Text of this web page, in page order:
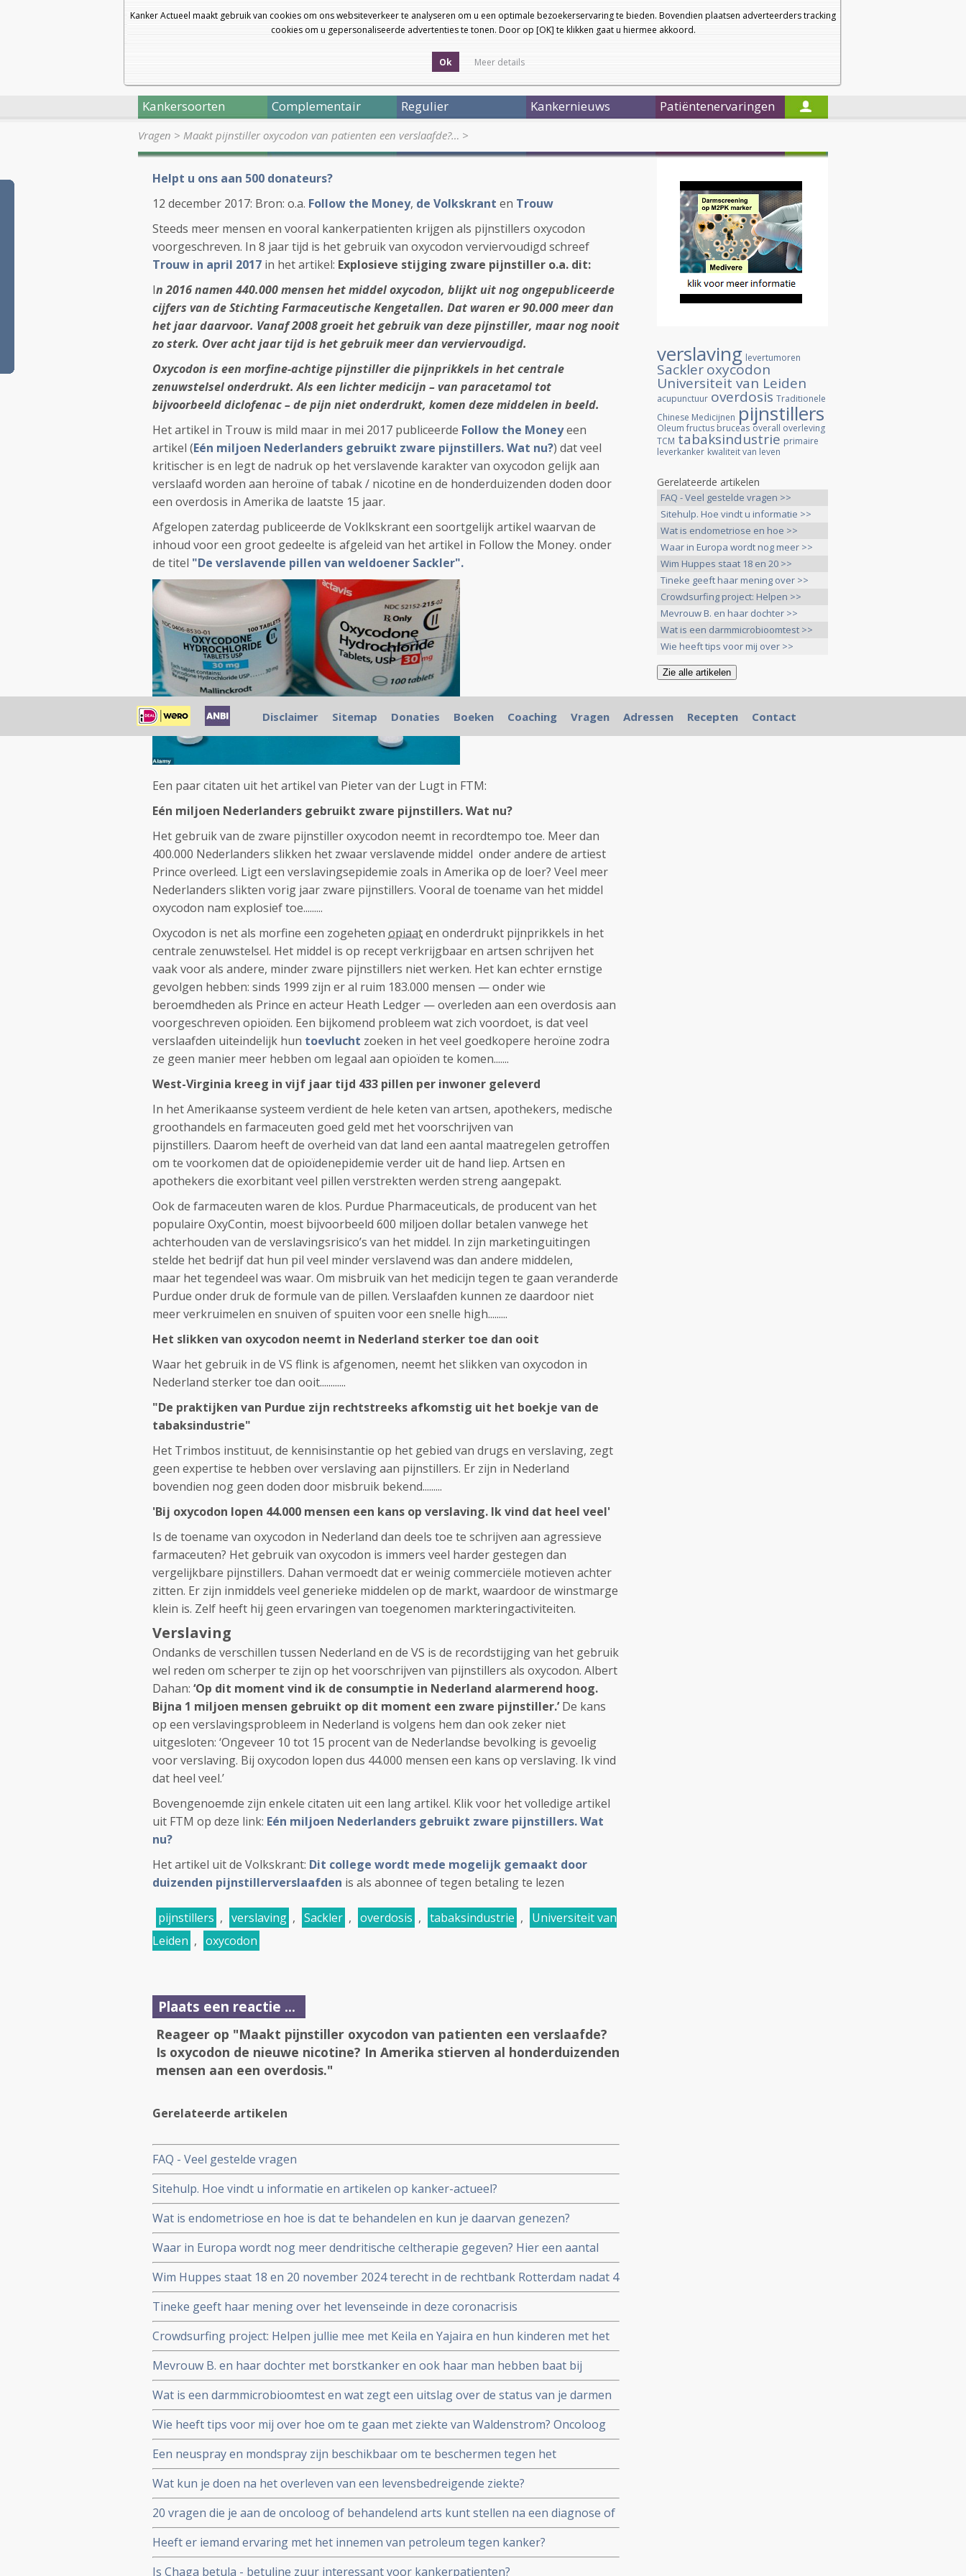
Kanker Actueel maakt gebruik van cookies om ons websiteverkeer te analyseren om u een optimale bezoekerservaring te bieden. Bovendien plaatsen adverteerders tracking
cookies om u gepersonaliseerde advertenties te tonen. Door op [OK] te klikken gaat u hiermee akkoord.
Ok Meer details
a
a
Nieuwsbrief
Startpagina
Kankersoorten Complementair Regulier Kankernieuws Patiëntenervaringen
Vragen > Maakt pijnstiller oxycodon van patienten een verslaafde?… >
Helpt u ons aan 500 donateurs?
12 december 2017: Bron: o.a. Follow the Money, de Volkskrant en Trouw
Steeds meer mensen en vooral kankerpatienten krijgen als pijnstillers oxycodon
voorgeschreven. In 8 jaar tijd is het gebruik van oxycodon verviervoudigd schreef
Trouw in april 2017 in het artikel: Explosieve stijging zware pijnstiller o.a. dit:
In 2016 namen 440.000 mensen het middel oxycodon, blijkt uit nog ongepubliceerde
cijfers van de Stichting Farmaceutische Kengetallen. Dat waren er 90.000 meer dan
het jaar daarvoor. Vanaf 2008 groeit het gebruik van deze pijnstiller, maar nog nooit
zo sterk. Over acht jaar tijd is het gebruik meer dan verviervoudigd.
Oxycodon is een morfine-achtige pijnstiller die pijnprikkels in het centrale
zenuwstelsel onderdrukt. Als een lichter medicijn – van paracetamol tot
bijvoorbeeld diclofenac – de pijn niet onderdrukt, komen deze middelen in beeld.
Het artikel in Trouw is mild maar in mei 2017 publiceerde Follow the Moneyeen
artikel (Eén miljoen Nederlanders gebruikt zware pijnstillers. Wat nu?) dat veel
kritischer is en legt de nadruk op het verslavende karakter van oxycodon gelijk aan
verslaafd worden aan heroïne of tabak / nicotine en de honderduizenden doden door
een overdosis in Amerika de laatste 15 jaar.
Afgelopen zaterdag publiceerde de Voklkskrant een soortgelijk artikel waarvan de
inhoud voor een groot gedeelte is afgeleid van het artikel in Follow the Money. onder
de titel "De verslavende pillen van weldoener Sackler".
Een paar citaten uit het artikel van Pieter van der Lugt in FTM:
Eén miljoen Nederlanders gebruikt zware pijnstillers. Wat nu?
Het gebruik van de zware pijnstiller oxycodon neemt in recordtempo toe. Meer dan
400.000 Nederlanders slikken het zwaar verslavende middel onder andere de artiest
Prince overleed. Ligt een verslavingsepidemie zoals in Amerika op de loer? Veel meer
Nederlanders slikten vorig jaar zware pijnstillers. Vooral de toename van het middel
oxycodon nam explosief toe.........
Oxycodon is net als morfine een zogeheten opiaaten onderdrukt pijnprikkels in het
centrale zenuwstelsel. Het middel is op recept verkrijgbaar en artsen schrijven het
vaak voor als andere, minder zware pijnstillers niet werken. Het kan echter ernstige
gevolgen hebben: sinds 1999 zijn er al ruim 183.000 mensen — onder wie
beroemdheden als Prince en acteur Heath Ledger — overleden aan een overdosis aan
voorgeschreven opioïden. Een bijkomend probleem wat zich voordoet, is dat veel
verslaafden uiteindelijk hun toevlucht zoeken in het veel goedkopere heroïne zodra
ze geen manier meer hebben om legaal aan opioïden te komen.......
West-Virginia kreeg in vijf jaar tijd 433 pillen per inwoner geleverd
In het Amerikaanse systeem verdient de hele keten van artsen, apothekers, medische
groothandels en farmaceuten goed geld met het voorschrijven van
pijnstillers. Daarom heeft de overheid van dat land een aantal maatregelen getroffen
om te voorkomen dat de opioïdenepidemie verder uit de hand liep. Artsen en
apothekers die exorbitant veel pillen verstrekten werden streng aangepakt.
Ook de farmaceuten waren de klos. Purdue Pharmaceuticals, de producent van het
populaire OxyContin, moest bijvoorbeeld 600 miljoen dollar betalen vanwege het
achterhouden van de verslavingsrisico’s van het middel. In zijn marketinguitingen
stelde het bedrijf dat hun pil veel minder verslavend was dan andere middelen,
maar het tegendeel was waar. Om misbruik van het medicijn tegen te gaan veranderde
Purdue onder druk de formule van de pillen. Verslaafden kunnen ze daardoor niet
meer verkruimelen en snuiven of spuiten voor een snelle high.........
Het slikken van oxycodon neemt in Nederland sterker toe dan ooit
Waar het gebruik in de VS flink is afgenomen, neemt het slikken van oxycodon in
Nederland sterker toe dan ooit............
"De praktijken van Purdue zijn rechtstreeks afkomstig uit het boekje van de
tabaksindustrie"
Het Trimbos instituut, de kennisinstantie op het gebied van drugs en verslaving, zegt
geen expertise te hebben over verslaving aan pijnstillers. Er zijn in Nederland
bovendien nog geen doden door misbruik bekend.........
'Bij oxycodon lopen 44.000 mensen een kans op verslaving. Ik vind dat heel veel'
Is de toename van oxycodon in Nederland dan deels toe te schrijven aan agressieve
farmaceuten? Het gebruik van oxycodon is immers veel harder gestegen dan
vergelijkbare pijnstillers. Dahan vermoedt dat er weinig commerciële motieven achter
zitten. Er zijn inmiddels veel generieke middelen op de markt, waardoor de winstmarge
klein is. Zelf heeft hij geen ervaringen van toegenomen markteringactiviteiten.
Verslaving
Ondanks de verschillen tussen Nederland en de VS is de recordstijging van het gebruik
wel reden om scherper te zijn op het voorschrijven van pijnstillers als oxycodon. Albert
Dahan: ‘Op dit moment vind ik de consumptie in Nederland alarmerend hoog.
Bijna 1 miljoen mensen gebruikt op dit moment een zware pijnstiller.’De kans
op een verslavingsprobleem in Nederland is volgens hem dan ook zeker niet
uitgesloten: ‘Ongeveer 10 tot 15 procent van de Nederlandse bevolking is gevoelig
voor verslaving. Bij oxycodon lopen dus 44.000 mensen een kans op verslaving. Ik vind
dat heel veel.’
Bovengenoemde zijn enkele citaten uit een lang artikel. Klik voor het volledige artikel
uit FTM op deze link: Eén miljoen Nederlanders gebruikt zware pijnstillers. Wat
nu?
Het artikel uit de Volkskrant: Dit college wordt mede mogelijk gemaakt door
duizenden pijnstillerverslaafden is als abonnee of tegen betaling te lezen
pijnstillers , verslaving , Sackler , overdosis , tabaksindustrie ,
Universiteit van
Leiden , oxycodon
Plaats een reactie ...
Reageer op "Maakt pijnstiller oxycodon van patienten een verslaafde?
Is oxycodon de nieuwe nicotine? In Amerika stierven al honderduizenden
mensen aan een overdosis."
Gerelateerde artikelen
FAQ - Veel gestelde vragen
Sitehulp. Hoe vindt u informatie en artikelen op kanker-actueel?
Wat is endometriose en hoe is dat te behandelen en kun je daarvan genezen?
Waar in Europa wordt nog meer dendritische celtherapie gegeven? Hier een aantal
adressen
Wim Huppes staat 18 en 20 november 2024 terecht in de rechtbank Rotterdam nadat 4
nabestaanden en 1 overlevende hem hebben aangeklaagd
Tineke geeft haar mening over het levenseinde in deze coronacrisis
Crowdsurfing project: Helpen jullie mee met Keila en Yajaira en hun kinderen met het
afbouwen van een winkeltje zodat zij in hun eigen levensonderhoud kunnen voorzien?
Mevrouw B. en haar dochter met borstkanker en ook haar man hebben baat bij
waterstofapparaat. Een ervaringsverslag
Wat is een darmmicrobioomtest en wat zegt een uitslag over de status van je darmen
en gezondheid in het algemeen?
Wie heeft tips voor mij over hoe om te gaan met ziekte van Waldenstrom? Oncoloog
wil zware chemo geven. Is er een alternatief?
Een neuspray en mondspray zijn beschikbaar om te beschermen tegen het
coronavirus - Covid-19. Te bestellen voor slechts 26 euro voor 1 maand gebruik per
persoon.
Wat kun je doen na het overleven van een levensbedreigende ziekte?
20 vragen die je aan de oncoloog of behandelend arts kunt stellen na een diagnose of
een recidief van kanker. Samengesteld door Kees Braam
Heeft er iemand ervaring met het innemen van petroleum tegen kanker?
Is Chaga betula - betuline zuur interessant voor kankerpatienten?
verslaving levertumoren
Sackleroxycodon
Universiteit van Leiden
acupunctuur overdosis Traditionele
Chinese Medicijnen pijnstillers
Oleum fructus bruceas overall overleving
TCM tabaksindustrie primaire
leverkanker kwaliteit van leven
Gerelateerde artikelen
FAQ - Veel gestelde vragen >>
Sitehulp. Hoe vindt u informatie >>
Wat is endometriose en hoe >>
Waar in Europa wordt nog meer >>
Wim Huppes staat 18 en 20 >>
Tineke geeft haar mening over >>
Crowdsurfing project: Helpen >>
Mevrouw B. en haar dochter >>
Wat is een darmmicrobioomtest >>
Wie heeft tips voor mij over >>
Disclaimer Sitemap Donaties Boeken Coaching Vragen Adressen Recepten Contact